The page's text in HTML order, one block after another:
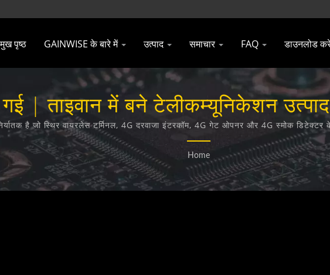
मुख पृष्ठ GAINWISE के बारे में उत्पाद समाचार FAQ डाउनलोड
गई | ताइवान में बने टेलीकम्यूनिकेशन
Technology Co., Ltd.
है जो स्थिर वायरलेस टर्मिनल, 4G दरवाजा इंटरकॉम, 4G गेट ओपनर और 4G स्मोक डिटेक्टर
Home